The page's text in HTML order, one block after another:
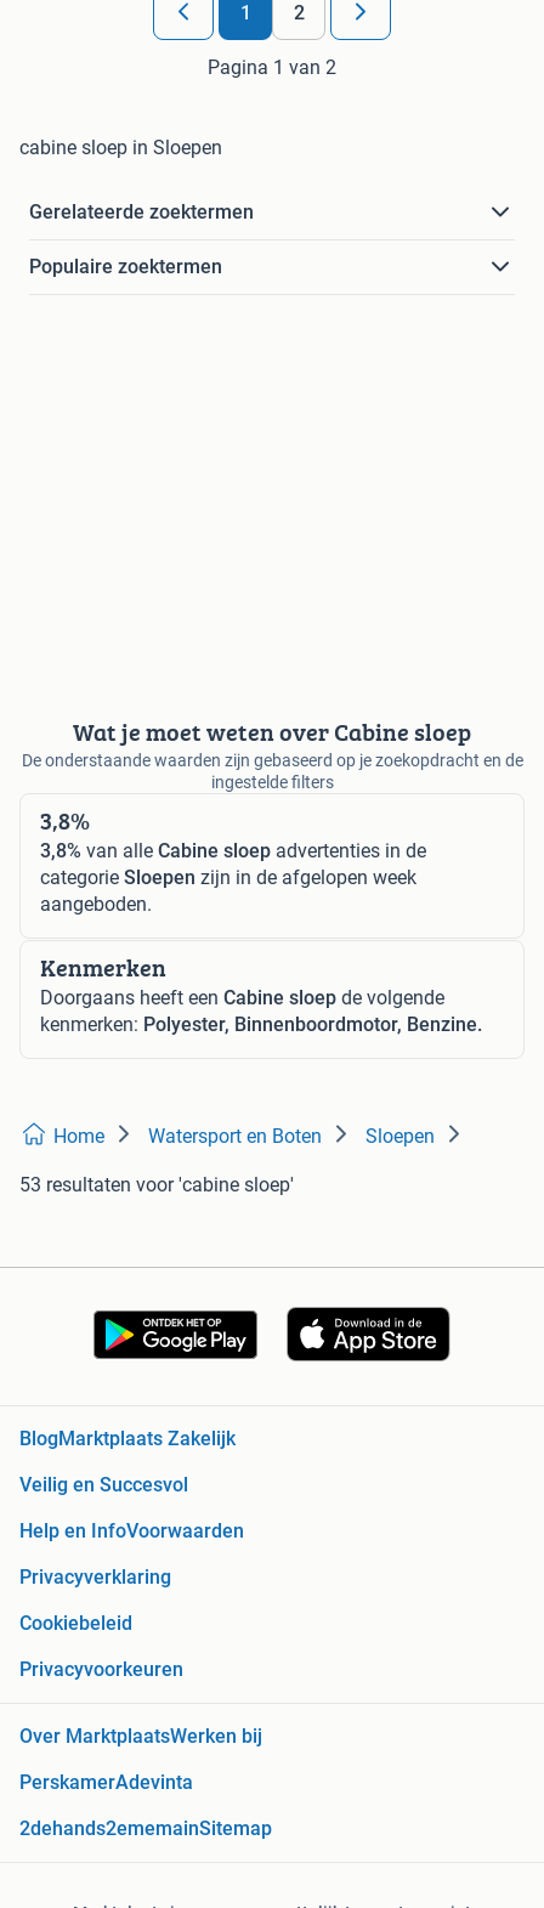
1 2
Pagina 1 van 2
cabine sloep in Sloepen
Gerelateerde zoektermen
Populaire zoektermen
Wat je moet weten over Cabine sloep
De onderstaande waarden zijn gebaseerd op je zoekopdracht en de
ingestelde filters
3,8%
3,8% van alle Cabine sloep advertenties in de
categorie Sloepen zijn in de afgelopen week
aangeboden.
Kenmerken
Doorgaans heeft een Cabine sloep de volgende
kenmerken: Polyester, Binnenboordmotor, Benzine.
Home Watersport en Boten Sloepen
53 resultaten voor 'cabine sloep'
Blog Marktplaats Zakelijk
Veilig en Succesvol
Help en InfoVoorwaarden
Privacyverklaring
Cookiebeleid
Privacyvoorkeuren
Over MarktplaatsWerken bij
PerskamerAdevinta
2dehands2ememainSitemap